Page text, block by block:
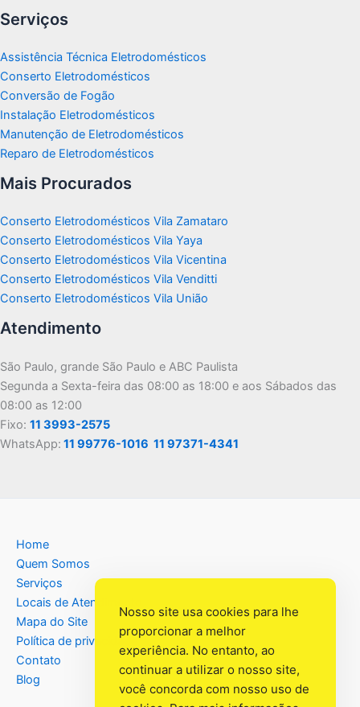
Serviços
Assistência Técnica Eletrodomésticos
Conserto Eletrodomésticos
Conversão de Fogão
Instalação Eletrodomésticos
Manutenção de Eletrodomésticos
Reparo de Eletrodomésticos
Mais Procurados
Conserto Eletrodomésticos Vila Zamataro
Conserto Eletrodomésticos Vila Yaya
Conserto Eletrodomésticos Vila Vicentina
Conserto Eletrodomésticos Vila Venditti
Conserto Eletrodomésticos Vila União
Atendimento
São Paulo, grande São Paulo e ABC Paulista
Segunda a Sexta-feira das 08:00 as 18:00 e aos Sábados das
08:00 as 12:00
Fixo: 11 3993-2575
WhatsApp: 11 99776-1016 11 97371-4341
Home
Quem Somos
Serviços
Locais de Atendimento
Mapa do Site
Política de privacidade
Contato
Blog
Nosso site usa cookies para lhe
proporcionar a melhor
experiência. No entanto, ao
continuar a utilizar o nosso site,
você concorda com nosso uso de